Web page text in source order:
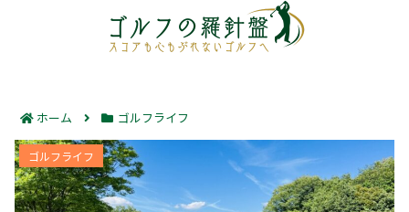
ホーム ゴルフライフ
上司とゴルフで好印象を作るチェックリスト｜会話で好
感度を上げる実践コツ
ゴルフライフ